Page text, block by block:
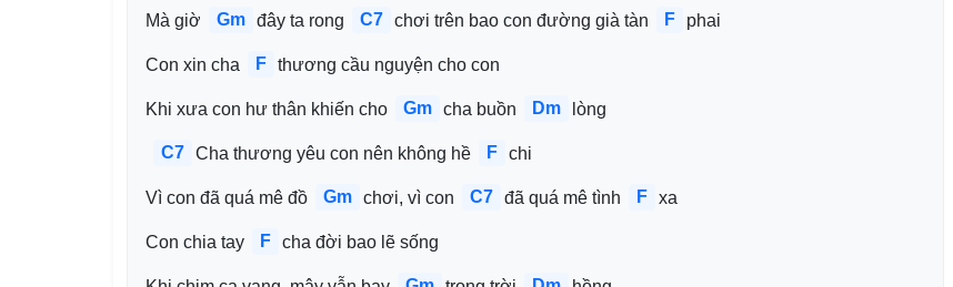
Mà giờ Gm đây ta rong C7 chơi trên bao con đường già tàn F phai
Con xin cha F thương cầu nguyện cho con
Khi xưa con hư thân khiến cho Gm cha buồn Dm lòng
C7 Cha thương yêu con nên không hề F chi
Vì con đã quá mê đồ Gm chơi, vì con C7 đã quá mê tình F xa
Con chia tay F cha đời bao lẽ sống